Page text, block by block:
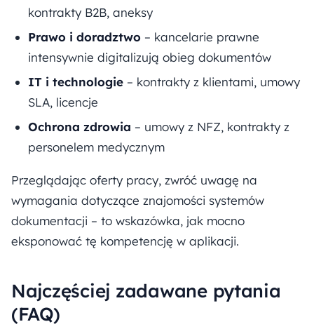
kontrakty B2B, aneksy
Prawo i doradztwo – kancelarie prawne
intensywnie digitalizują obieg dokumentów
IT i technologie – kontrakty z klientami, umowy
SLA, licencje
Ochrona zdrowia – umowy z NFZ, kontrakty z
personelem medycznym
Przeglądając oferty pracy, zwróć uwagę na
wymagania dotyczące znajomości systemów
dokumentacji – to wskazówka, jak mocno
eksponować tę kompetencję w aplikacji.
Najczęściej zadawane pytania
(FAQ)